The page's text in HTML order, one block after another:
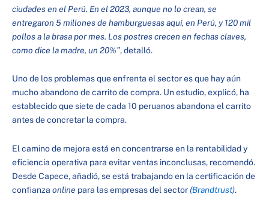
ciudades en el Perú. En el 2023, aunque no lo crean, se
entregaron 5 millones de hamburguesas aquí, en Perú, y 120 mil
pollos a la brasa por mes. Los postres crecen en fechas claves,
como dice la madre, un 20%”, detalló.
Uno de los problemas que enfrenta el sector es que hay aún
mucho abandono de carrito de compra. Un estudio, explicó, ha
establecido que siete de cada 10 peruanos abandona el carrito
antes de concretar la compra.
El camino de mejora está en concentrarse en la rentabilidad y
eficiencia operativa para evitar ventas inconclusas, recomendó.
Desde Capece, añadió, se está trabajando en la certificación de
confianza online para las empresas del sector (Brandtrust).